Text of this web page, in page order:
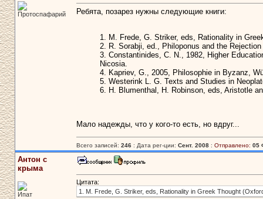
Протоспафарий Ребята, позарез нужны следующие книги:
1. M. Frede, G. Striker, eds, Rationality in
2. R. Sorabji, ed., Philoponus and the
3. Constantinides, C. N., 1982, Higher
Nicosia.
4. Kapriev, G., 2005, Philosophie in Byzanz,
5. Westerink L. G. Texts and Studies in
6. H. Blumenthal, H. Robinson, eds, Aristotle
Мало надежды, что у кого-то есть, но вдруг...
Всего записей: 246: Дата рег-ции: Сент. 2008: Отправлено: 05
Антон с
крыма
Ипат
Цитата:
1. M. Frede, G. Striker, eds, Rationality in Greek Thought